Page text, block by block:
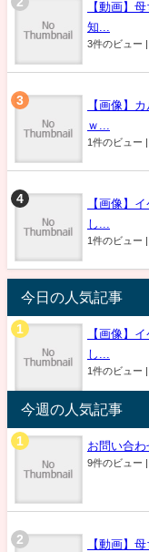
【動画】
知...
3件のビュー |
【画像】
ｗ...
1件のビュー |
【画像】
し...
1件のビュー |
今日の人気記事
【画像】
し...
1件のビュー |
今週の人気記事
お問い合わ
9件のビュー |
【動画】